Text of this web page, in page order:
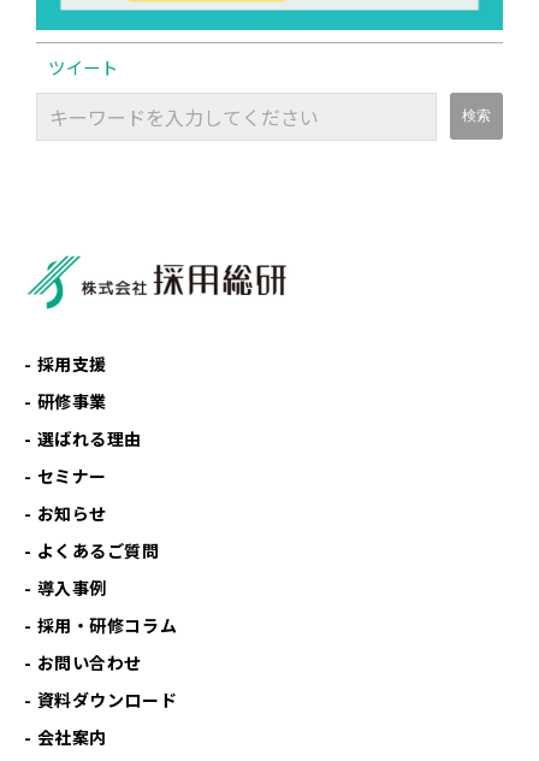
ツイート
採用支援
研修事業
選ばれる理由
セミナー
お知らせ
よくあるご質問
導入事例
採用・研修コラム
お問い合わせ
資料ダウンロード
会社案内